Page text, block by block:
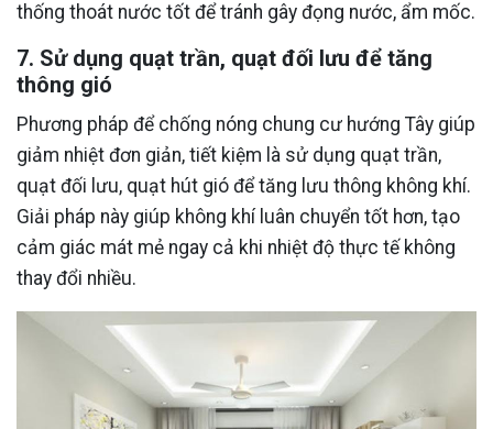
thống thoát nước tốt để tránh gây đọng nước, ẩm mốc.
7. Sử dụng quạt trần, quạt đối lưu để tăng
thông gió
Phương pháp để chống nóng chung cư hướng Tây giúp
giảm nhiệt đơn giản, tiết kiệm là sử dụng quạt trần,
quạt đối lưu, quạt hút gió để tăng lưu thông không khí.
Giải pháp này giúp không khí luân chuyển tốt hơn, tạo
cảm giác mát mẻ ngay cả khi nhiệt độ thực tế không
thay đổi nhiều.